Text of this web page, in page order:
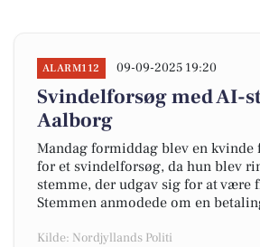
ALARM112 09-09-2025 19:20
Svindelforsøg med AI-
Aalborg
Mandag formiddag blev en kvinde
for et svindelforsøg, da hun blev
stemme, der udgav sig for at være
Stemmen anmodede om en
Kilde: Nordjyllands Politi